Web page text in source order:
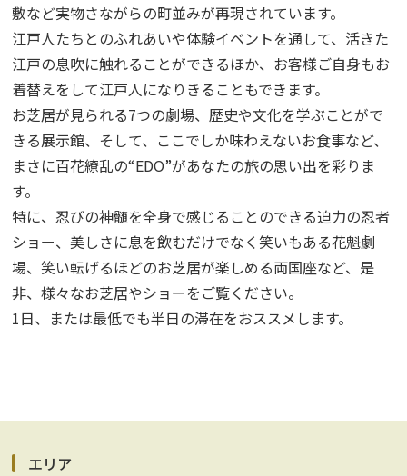
敷など実物さながらの町並みが再現されています。
江戸人たちとのふれあいや体験イベントを通して、活きた
江戸の息吹に触れることができるほか、お客様ご自身もお
着替えをして江戸人になりきることもできます。
お芝居が見られる7つの劇場、歴史や文化を学ぶことがで
きる展示館、そして、ここでしか味わえないお食事など、
まさに百花繚乱の“EDO”があなたの旅の思い出を彩りま
す。
特に、忍びの神髄を全身で感じることのできる迫力の忍者
ショー、美しさに息を飲むだけでなく笑いもある花魁劇
場、笑い転げるほどのお芝居が楽しめる両国座など、是
非、様々なお芝居やショーをご覧ください。
1日、または最低でも半日の滞在をおススメします。
エリア